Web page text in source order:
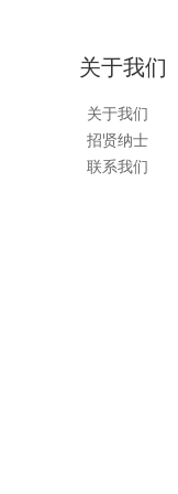
关于我们
关于我们
招贤纳士
联系我们